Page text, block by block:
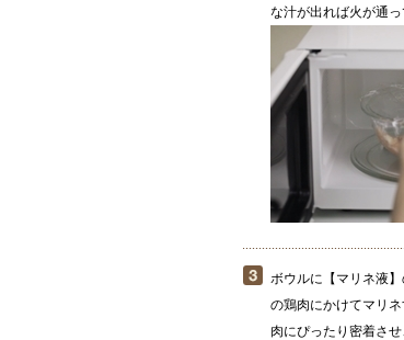
な汁が出れば火が通っ
ボウルに【マリネ液
の鶏肉にかけてマリ
肉にぴったり密着さ